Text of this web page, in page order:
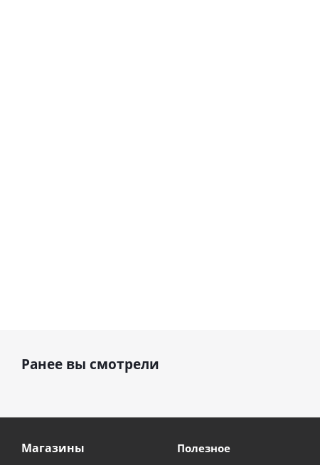
Ранее вы смотрели
Магазины
Полезное